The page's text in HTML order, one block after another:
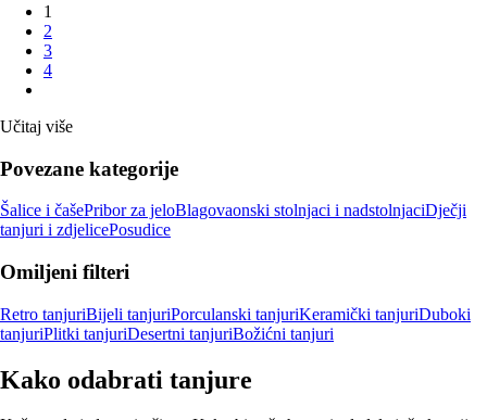
1
2
3
4
Učitaj više
Povezane kategorije
Šalice i čašePribor za jeloBlagovaonski stolnjaci i nadstolnjaciDječji
tanjuri i zdjelicePosudice
Omiljeni filteri
Retro tanjuriBijeli tanjuriPorculanski tanjuriKeramički tanjuriDuboki
tanjuriPlitki tanjuriDesertni tanjuriBožićni tanjuri
Kako odabrati tanjure